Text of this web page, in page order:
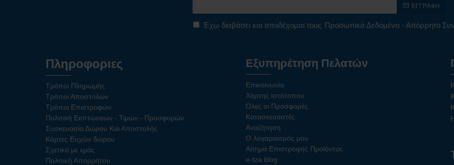
ΕΓΓΡΑΦΉ
Έχω διαβάσει και αποδέχομαι τους Προσωπικά Δεδομένα - Απόρρητο
Πληροφοριες
Τρόποι Πληρωμής
Τρόποι Αποστολών
Τρόποι Επιστροφών
Πολιτική Εκπτώσεων - Τιμών - Προσφορών
Συσκευασία Δώρου Και Αποστολής
Κάρτες Ευχών δώρου
Σχετικά με εμάς
Πολιτική Απορρήτου
Εξυπηρέτηση Πελατών
Επικοινωνία
Χάρτης ιστότοπου
Όλες οι Προσφορές
Κατασκευαστές
Αναζήτηση
Ο λογαριασμός μου
Αίτημα Επιστροφής Προϊόντος
e-tza blog